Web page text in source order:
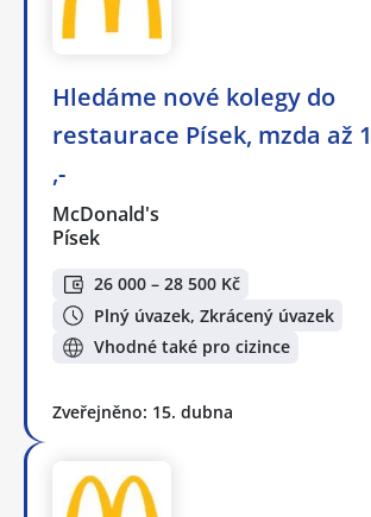
Hledáme nové kolegy do
restaurace Písek, mzda až
,-
McDonald's
Písek
26 000 – 28 500 Kč
Plný úvazek, Zkrácený úvazek
Vhodné také pro cizince
Zveřejněno: 15. dubna